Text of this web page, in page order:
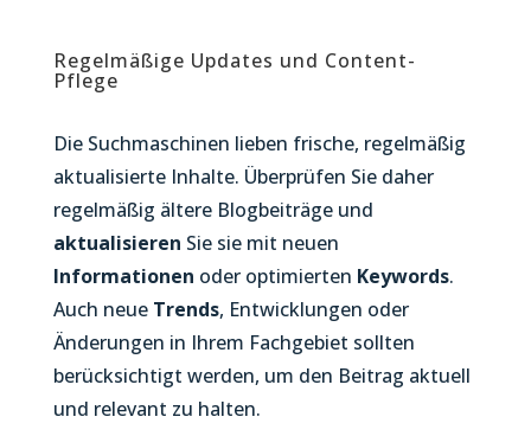
Regelmäßige Updates und Content-
Pflege
Die Suchmaschinen lieben frische, regelmäßig
aktualisierte Inhalte. Überprüfen Sie daher
regelmäßig ältere Blogbeiträge und
aktualisieren Sie sie mit neuen
Informationen oder optimierten Keywords.
Auch neue Trends, Entwicklungen oder
Änderungen in Ihrem Fachgebiet sollten
berücksichtigt werden, um den Beitrag aktuell
und relevant zu halten.